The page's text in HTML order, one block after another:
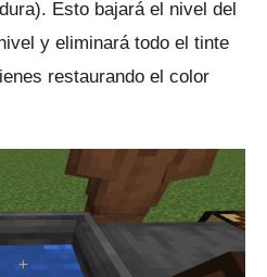
Esto bajará el nivel del
y eliminará todo el tinte
restaurando el color